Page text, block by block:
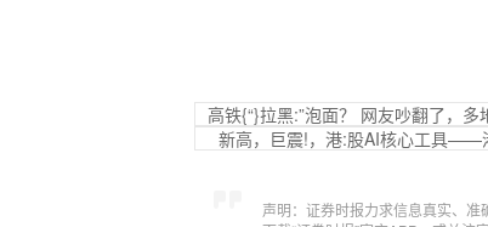
高铁{“}拉黑:”泡面？ 网友吵翻了，多
新高，巨震!，港:股AI核心工具——
声明：证券时报力求信息真实、